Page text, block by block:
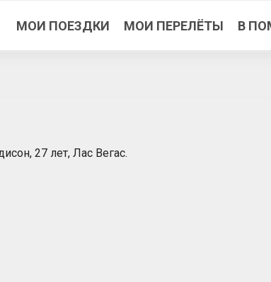
МОИ ПОЕЗДКИ МОИ ПЕРЕЛЁТЫ В
27 лет, Лас Вегас.